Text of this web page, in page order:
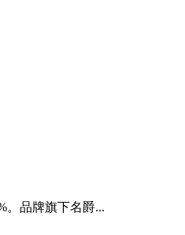
。品牌旗下名爵...